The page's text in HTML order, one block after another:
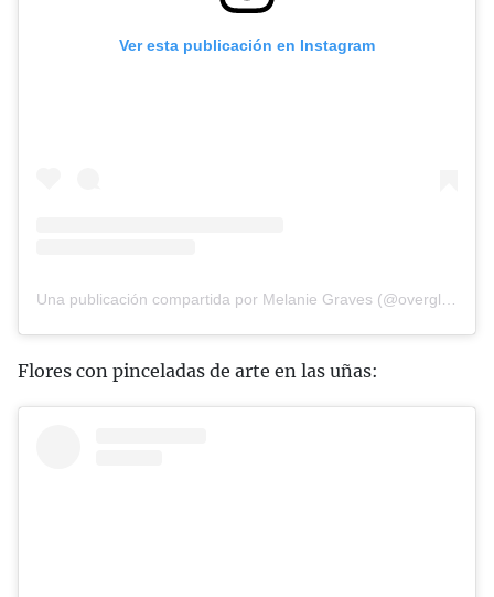
Ver esta publicación en Instagram
Flores con pinceladas de arte en las uñas: